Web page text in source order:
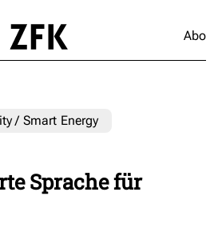
Abo
/ Smart Energy
Sprache für